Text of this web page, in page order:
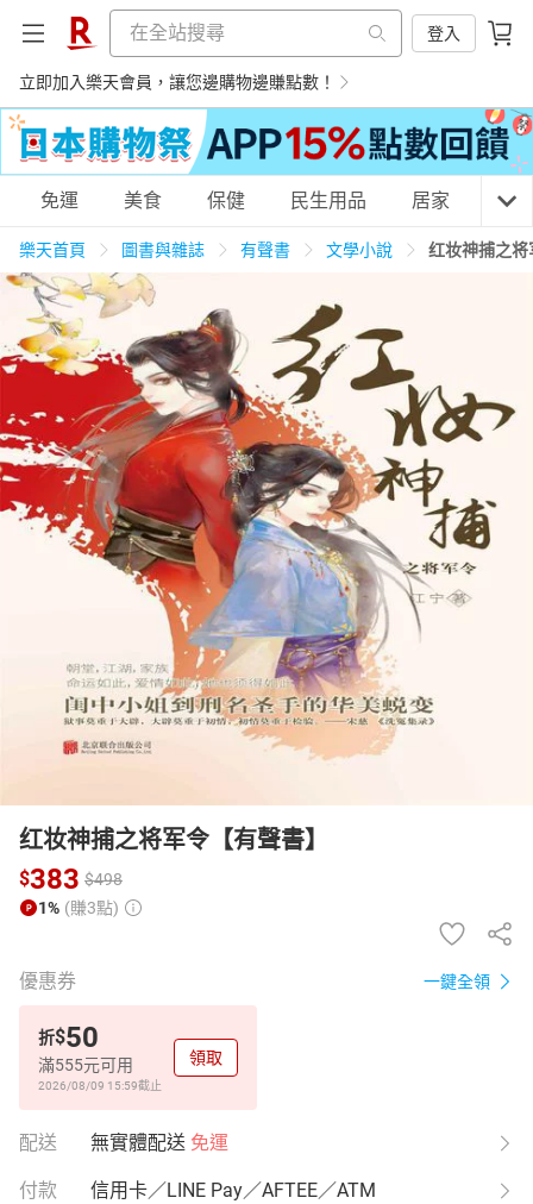
登入
立即加入樂天會員，讓您邊購物邊賺點數！
購物網分類
天天免運 美食蛋糕 養生保健
居家生活 3C家電 運動休閒 親子玩具
女裝 男裝 化妝保養 情趣用品
電子/紙本書
HOT
免運 美食 保健 民生用品 居家 3C
樂天首頁 圖書與雜誌 有聲書 文學小說 红妆神捕之
红妆神捕之将军令【有聲書】
$383 $498
1% (賺3點)
優惠券 一鍵全領
折$50
滿555元可用
2026/08/09 15:59截止
領取
配送 無實體配送 免運
付款 信用卡／LINE Pay／AFTEE／ATM